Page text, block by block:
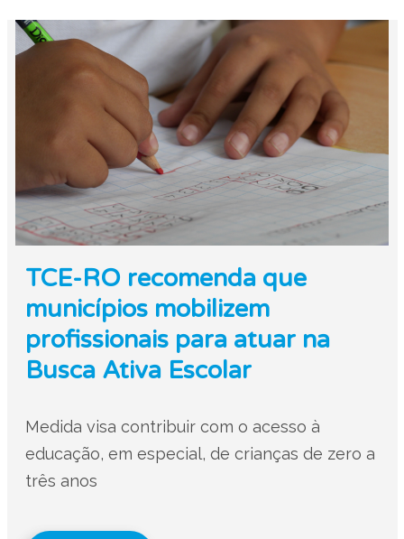
TCE-RO recomenda que
municípios mobilizem
profissionais para atuar na
Busca Ativa Escolar
Medida visa contribuir com o acesso à
educação, em especial, de crianças de zero a
três anos